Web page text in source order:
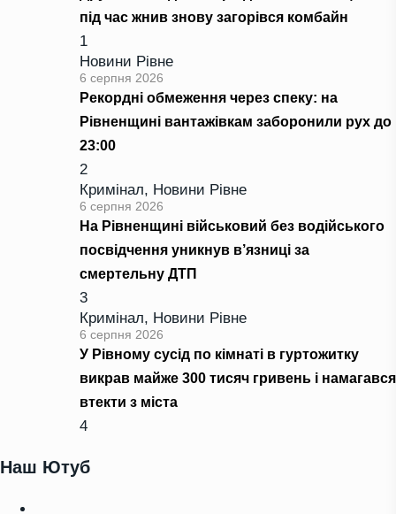
під час жнив знову загорівся комбайн
1
Новини Рівне
6 серпня 2026
Рекордні обмеження через спеку: на
Рівненщині вантажівкам заборонили рух до
23:00
2
Кримінал, Новини Рівне
6 серпня 2026
На Рівненщині військовий без водійського
посвідчення уникнув в’язниці за
смертельну ДТП
3
Кримінал, Новини Рівне
6 серпня 2026
У Рівному сусід по кімнаті в гуртожитку
викрав майже 300 тисяч гривень і намагався
втекти з міста
4
Наш Ютуб